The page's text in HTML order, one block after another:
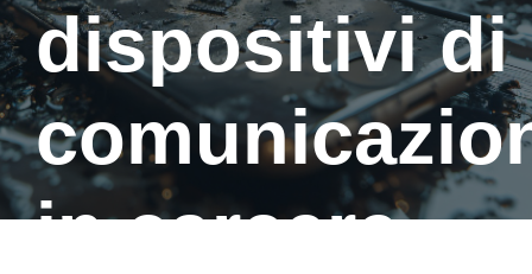
dispositivi di
in carcere